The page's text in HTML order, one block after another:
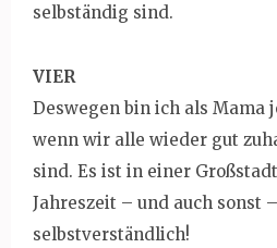
selbständig sind.
VIER
Deswegen bin ich als Mama
wenn wir alle wieder gut
sind. Es ist in einer
Jahreszeit – und auch sonst
selbstverständlich!